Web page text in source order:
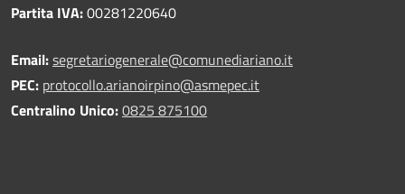
Partita IVA:00281220640
Email:segretariogenerale@comunediariano.it
PEC: protocollo.arianoirpino@asmepec.it
Centralino Unico:0825 875100